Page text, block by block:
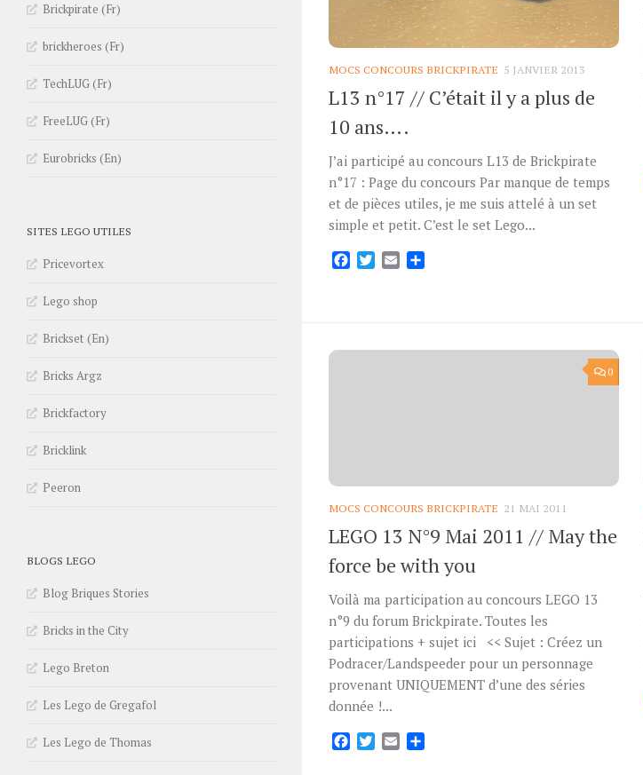
MOCS CONCOURS BRICKPIRATE 5 JANVIER 2013
L13 n°17 // C’était il y a plus de
10 ans….
J’ai participé au concours L13 de Brickpirate
n°17 : Page du concours Par manque de temps
et de pièces utiles, je me suis attelé à un set
simple et petit. C’est le set Lego...
FacebookTwitter
Email
0
MOCS CONCOURS BRICKPIRATE 21 MAI 2011
LEGO 13 N°9 Mai 2011 // May the
force be with you
Voilà ma participation au concours LEGO 13
n°9 du forum Brickpirate. Toutes les
participations + sujet ici << Sujet : Créez un
Podracer/Landspeeder pour un personnage
provenant UNIQUEMENT d’une des séries
donnée !...
FacebookTwitter
Email
Brickpirate (Fr)
brickheroes (Fr)
TechLUG (Fr)
FreeLUG (Fr)
Eurobricks (En)
SITES LEGO UTILES
Pricevortex
Lego shop
Brickset (En)
Bricks Argz
Brickfactory
Bricklink
Peeron
BLOGS LEGO
Blog Briques Stories
Bricks in the City
Lego Breton
Les Lego de Gregafol
Les Lego de Thomas